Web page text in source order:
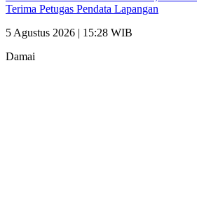
Terima Petugas Pendata Lapangan
5 Agustus 2026 | 15:28 WIB
Damai